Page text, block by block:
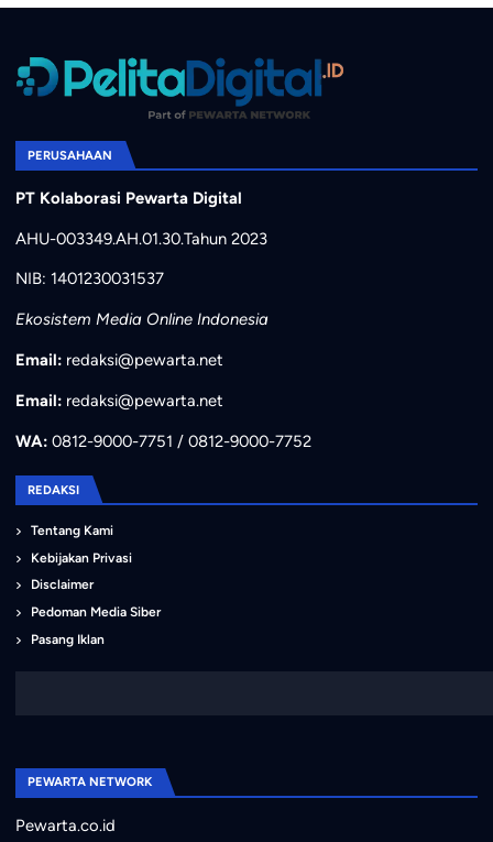
PERUSAHAAN
PT Kolaborasi Pewarta Digital
AHU-003349.AH.01.30.Tahun 2023
NIB: 1401230031537
Ekosistem Media Online Indonesia
Email: redaksi@pewarta.net
Email: redaksi@pewarta.net
WA:0812-9000-7751 / 0812-9000-7752
REDAKSI
Tentang Kami
Kebijakan Privasi
Disclaimer
Pedoman Media Siber
Pasang Iklan
PEWARTA NETWORK
Pewarta.co.id